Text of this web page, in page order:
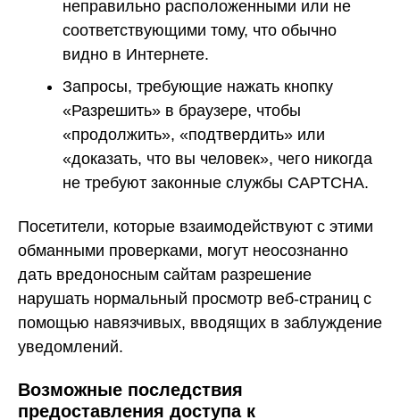
неправильно расположенными или не
соответствующими тому, что обычно
видно в Интернете.
Запросы, требующие нажать кнопку
«Разрешить» в браузере, чтобы
«продолжить», «подтвердить» или
«доказать, что вы человек», чего никогда
не требуют законные службы CAPTCHA.
Посетители, которые взаимодействуют с этими
обманными проверками, могут неосознанно
дать вредоносным сайтам разрешение
нарушать нормальный просмотр веб-страниц с
помощью навязчивых, вводящих в заблуждение
уведомлений.
Возможные последствия
предоставления доступа к